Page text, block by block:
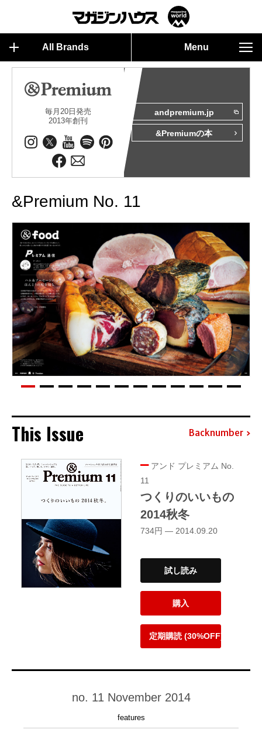
All Brands Menu
毎月20日発売
2013年創刊
andpremium.jp
&Premiumの本
&Premium No. 11
This Issue Backnumber
アンド プレミアム No.
11
つくりのいいもの
2014秋冬
734円 — 2014.09.20
試し読み
購入
定期購読 (30%OFF)
no. 11 November 2014
features